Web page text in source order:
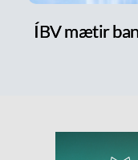
ÍBV mætir